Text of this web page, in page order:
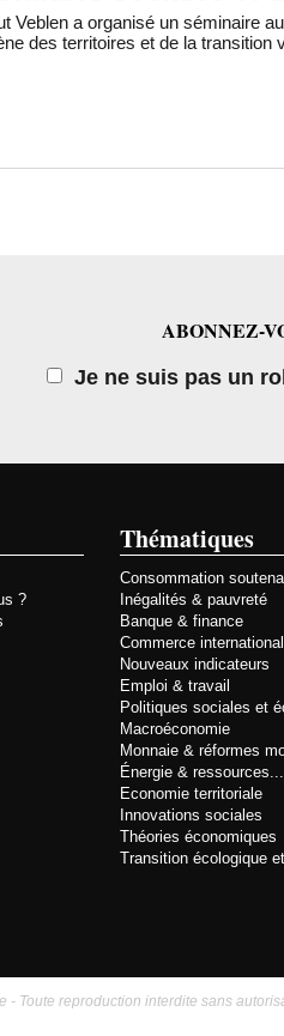
Veblen a organisé un séminaire
des territoires et de la transition
ABONNEZ-
Je ne suis pas un
?
Thématiques
Consommation
Inégalités & pauvreté
Banque & finance
Commerce international
Nouveaux indicateurs
Emploi & travail
Politiques sociales et
Macroéconomie
Monnaie & réformes
Énergie & ressources...
Economie territoriale
Innovations sociales
Théories économiques
Transition écologique
Toute reproduction interdite sans